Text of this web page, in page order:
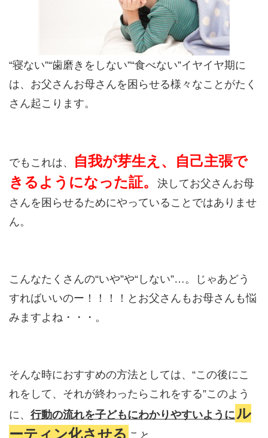
“寝ない”“歯磨きをしない”“食べない”イヤイヤ期に
は、お父さんお母さんを困らせる様々なことがたく
さん起こります。
でもこれは、
自我が芽生え、自己主張で
きるようになった証。
決してお父さんお母
さんを困らせるためにやっていることではありませ
ん。
こんなたくさんの“いや”や“しない”…。じゃあどう
すればいいのー！！！！とお父さんもお母さんも悩
みますよね・・・。
そんな時におすすめの方法としては、“この後にこ
れをして、それが終わったらこれをする”このよう
に、 行動の流れを子どもにわかりやすいように ル
ーティン化させる こと。